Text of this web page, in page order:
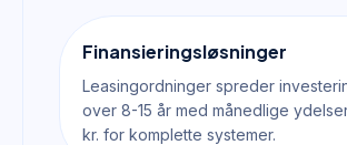
Finansieringsløsninger
Leasingordninger spreder
over 8-15 år med månedlige
kr. for komplette systemer.